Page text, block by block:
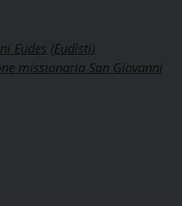
Eudes (Eudisti)
missionaria San Giovanni